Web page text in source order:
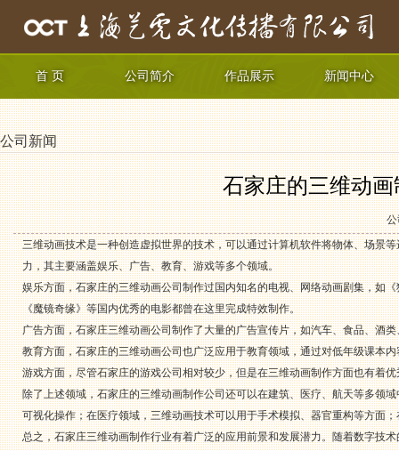
首 页 公司简介 作品展示 新闻中心
公司新闻
石家庄的三维动
公
三维动画技术是一种创造虚拟世界的技术，可以通过计算机软件将物体、场景
力，其主要涵盖娱乐、广告、教育、游戏等多个领域。
娱乐方面，石家庄的三维动画公司制作过国内知名的电视、网络动画剧集，如
《魔镜奇缘》等国内优秀的电影都曾在这里完成特效制作。
广告方面，石家庄三维动画公司制作了大量的广告宣传片，如汽车、食品、酒
教育方面，石家庄的三维动画公司也广泛应用于教育领域，通过对低年级课本
游戏方面，尽管石家庄的游戏公司相对较少，但是在三维动画制作方面也有着
除了上述领域，石家庄的三维动画制作公司还可以在建筑、医疗、航天等多领
可视化操作；在医疗领域，三维动画技术可以用于手术模拟、器官重构等方面
总之，石家庄三维动画制作行业有着广泛的应用前景和发展潜力。随着数字技